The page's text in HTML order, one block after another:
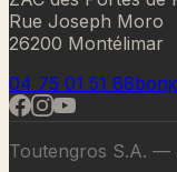
Rue Joseph Moro
26200 Montélimar
04 75 01 51 88
Toutengros S.A. —